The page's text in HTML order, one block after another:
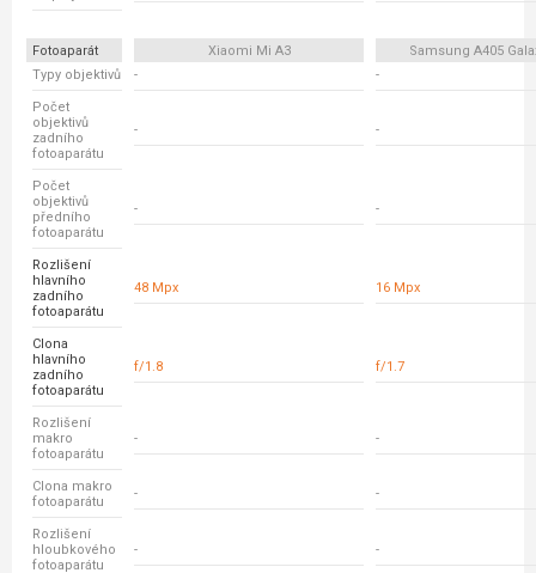
Fotoaparát Xiaomi Mi A3
Samsung A405
Typy objektivů
- -
Počet
objektivů
zadního
fotoaparátu
- -
Počet
objektivů
předního
fotoaparátu
- -
Rozlišení
hlavního
zadního
fotoaparátu
48 Mpx 16 Mpx
Clona
hlavního
zadního
fotoaparátu
f/1.8 f/1.7
Rozlišení
makro
fotoaparátu
- -
Clona makro
fotoaparátu
- -
Rozlišení
hloubkového
fotoaparátu
- -